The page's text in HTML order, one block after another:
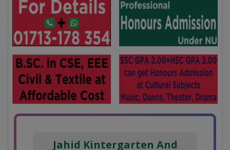
Jahid Kintergarten And